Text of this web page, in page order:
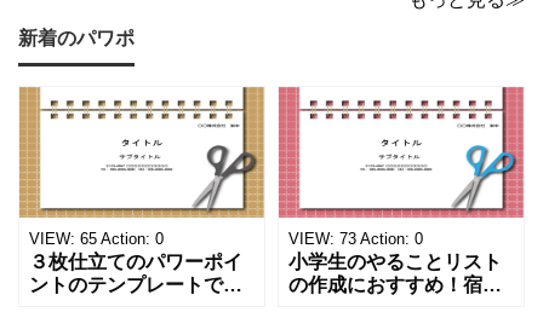
新着のパワポ
VIEW: 65 Action: 0
３枚仕立てのパワーポイ
ントのテンプレートで
VIEW: 73 Action: 0
小学生のやることリスト
の作成におすすめ！宿題